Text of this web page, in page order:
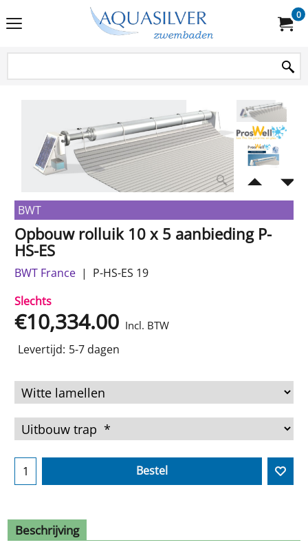
0
BWT
Opbouw rolluik 10 x 5 aanbieding P-
HS-ES
BWT France
P-HS-ES 19
Slechts
€10,334.00 Incl. BTW
Levertijd: 5-7 dagen
Bestel
Beschrijving